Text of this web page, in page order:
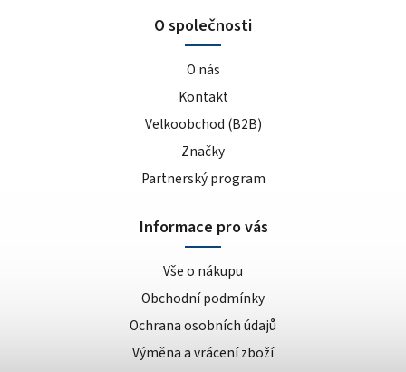
O společnosti
O nás
Kontakt
Velkoobchod (B2B)
Značky
Partnerský program
Informace pro vás
Vše o nákupu
Obchodní podmínky
Ochrana osobních údajů
Výměna a vrácení zboží